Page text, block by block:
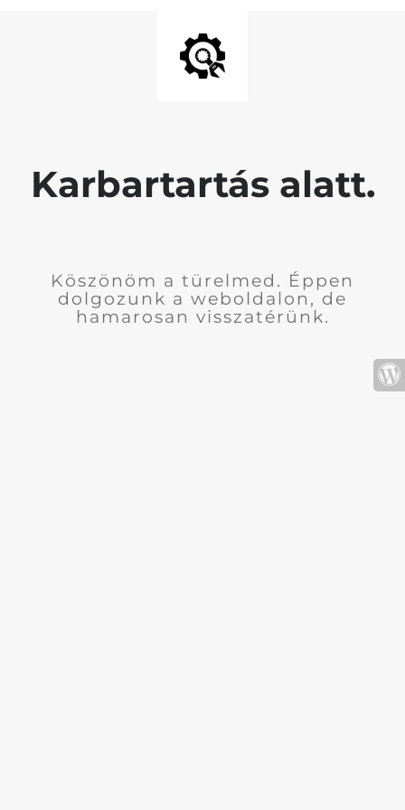
Karbartartás alatt.
Köszönöm a türelmed. Éppen
dolgozunk a weboldalon, de
hamarosan visszatérünk.